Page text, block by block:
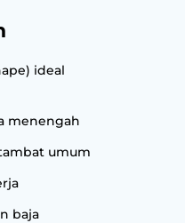
ideal
menengah
umum
baja